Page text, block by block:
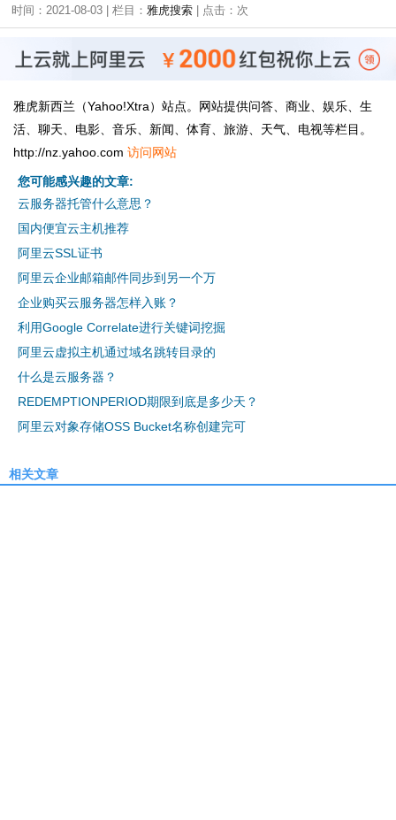
时间：2021-08-03 | 栏目： 雅虎搜索 | 点击： 次
雅虎新西兰（Yahoo!Xtra）站点。网站提供问答、商业、娱乐、生
活、聊天、电影、音乐、新闻、体育、旅游、天气、电视等栏目。
http://nz.yahoo.com 访问网站
您可能感兴趣的文章:
云服务器托管什么意思？
国内便宜云主机推荐
阿里云SSL证书
阿里云企业邮箱邮件同步到另一个万
企业购买云服务器怎样入账？
利用Google Correlate进行关键词挖掘
阿里云虚拟主机通过域名跳转目录的
什么是云服务器？
REDEMPTIONPERIOD期限到底是多少天？
阿里云对象存储OSS Bucket名称创建完可
相关文章